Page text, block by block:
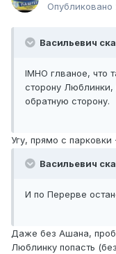
Опубликовано
Васильевич
IMHO глваное, что
сторону Люблинки,
обратную сторону.
Угу, прямо с
Васильевич
И по Перерве
Даже без Ашана,
Люблинку попасть